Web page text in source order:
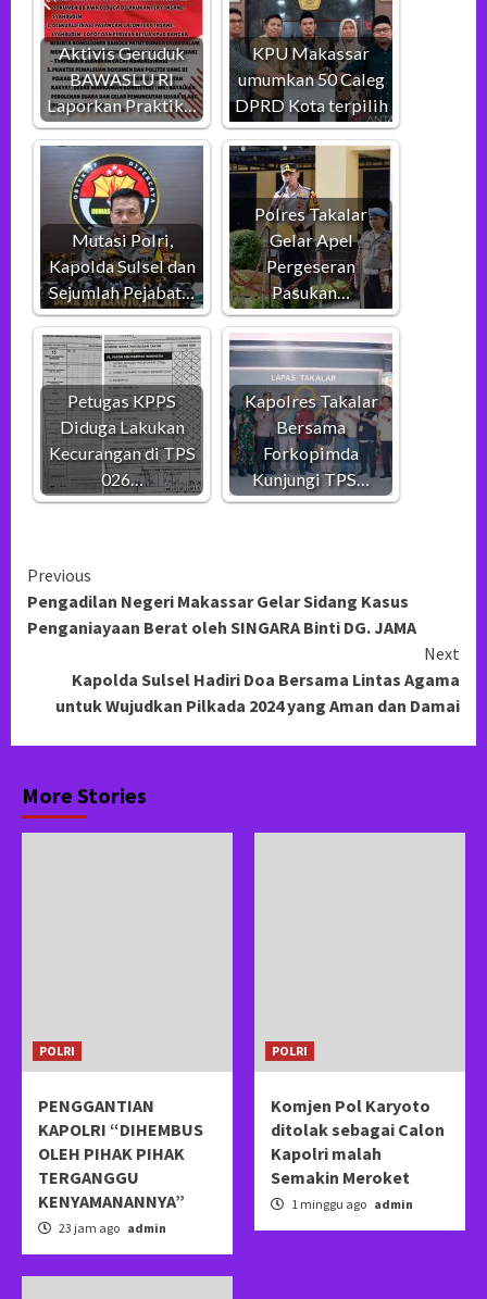
Aktivis Geruduk
BAWASLU RI
Laporkan Praktik…
KPU Makassar
umumkan 50 Caleg
DPRD Kota terpilih
Mutasi Polri,
Kapolda Sulsel dan
Sejumlah Pejabat…
Polres Takalar
Gelar Apel
Pergeseran
Pasukan…
Petugas KPPS
Diduga Lakukan
Kecurangan di TPS
026…
Kapolres Takalar
Bersama
Forkopimda
Kunjungi TPS…
Continue
Reading
Previous
Pengadilan Negeri Makassar Gelar Sidang Kasus
Penganiayaan Berat oleh SINGARA Binti DG. JAMA
Next
Kapolda Sulsel Hadiri Doa Bersama Lintas Agama
untuk Wujudkan Pilkada 2024 yang Aman dan Damai
More Stories
POLRI
PENGGANTIAN
KAPOLRI “DIHEMBUS
OLEH PIHAK PIHAK
TERGANGGU
KENYAMANANNYA”
23 jam ago admin
POLRI
Komjen Pol Karyoto
ditolak sebagai Calon
Kapolri malah
Semakin Meroket
1 minggu ago admin